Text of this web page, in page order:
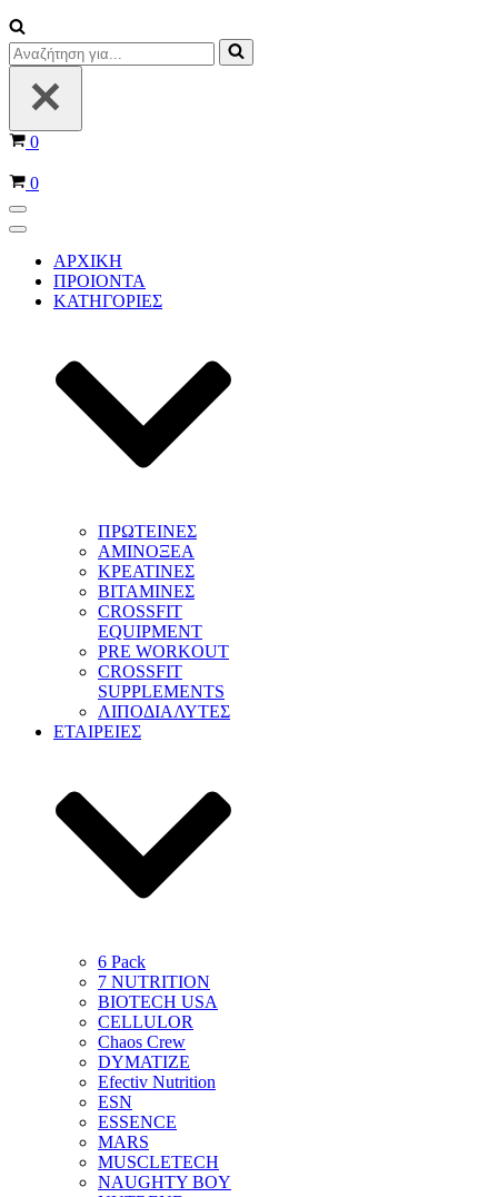
Αναζήτηση
για...
Καλάθι
0
Καλάθι
0
Μενού
πλοήγησης
Μενού
πλοήγησης
ΑΡΧΙΚΗ
ΠΡΟΙΟΝΤΑ
ΚΑΤΗΓΟΡΙΕΣ
ΠΡΩΤΕΙΝΕΣ
ΑΜΙΝΟΞΕΑ
ΚΡΕΑΤΙΝΕΣ
ΒΙΤΑΜΙΝΕΣ
CROSSFIT
EQUIPMENT
PRE WORKOUT
CROSSFIT
SUPPLEMENTS
ΛΙΠΟΔΙΑΛΥΤΕΣ
ΕΤΑΙΡΕΙΕΣ
6 Pack
7 NUTRITION
BIOTECH USA
CELLULOR
Chaos Crew
DYMATIZE
Efectiv Nutrition
ESN
ESSENCE
MARS
MUSCLETECH
NAUGHTY BOY